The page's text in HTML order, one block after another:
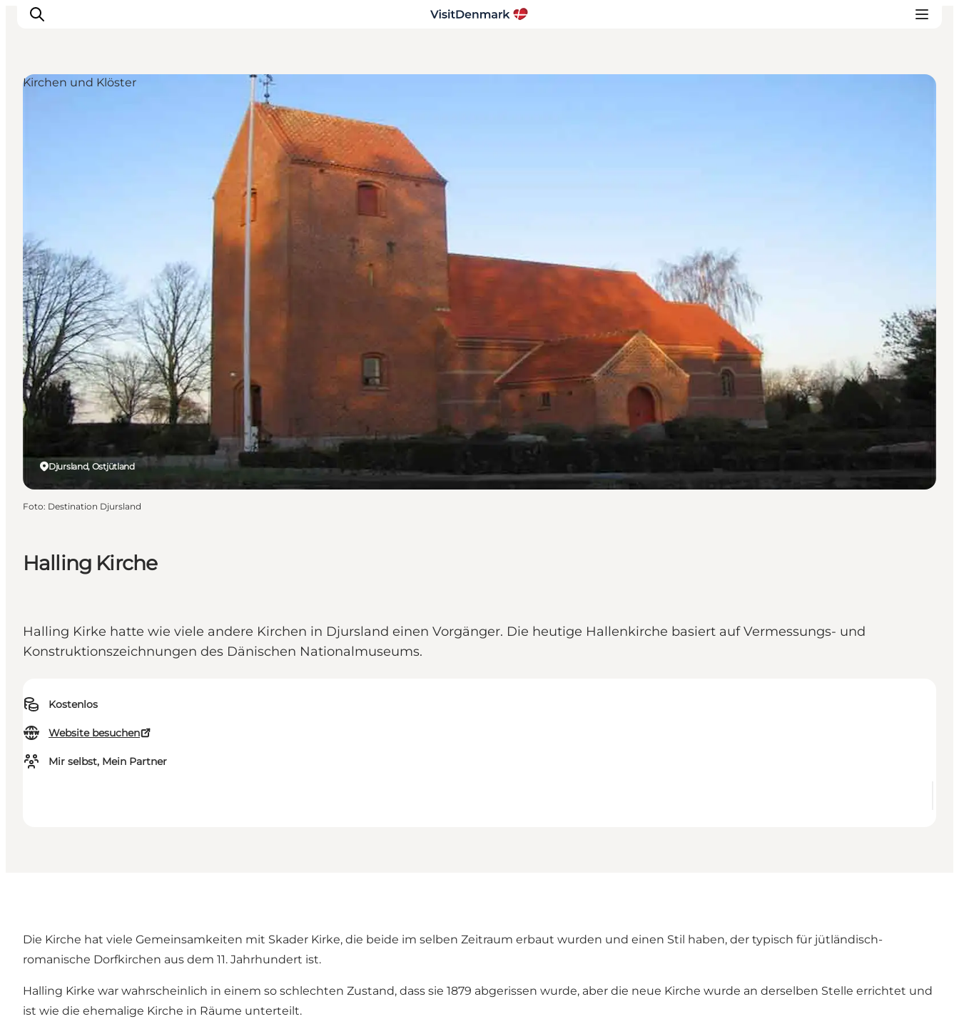
Halling Kirche
Halling Kirke hatte wie viele andere Kirchen in Djursland einen Vorgänger. Die heutige Hallenkirche basiert auf Vermessungs- und
Konstruktionszeichnungen des Dänischen Nationalmuseums.
Kostenlos
Website besuchen
Mir selbst, Mein Partner
Djursland, Ostjütland
Kirchen und Klöster
Foto: Destination Djursland
Die Kirche hat viele Gemeinsamkeiten mit Skader Kirke, die beide im selben Zeitraum erbaut wurden und einen Stil haben, der typisch für jütländisch-
romanische Dorfkirchen aus dem 11. Jahrhundert ist.
Halling Kirke war wahrscheinlich in einem so schlechten Zustand, dass sie 1879 abgerissen wurde, aber die neue Kirche wurde an derselben Stelle errichtet und
ist wie die ehemalige Kirche in Räume unterteilt.